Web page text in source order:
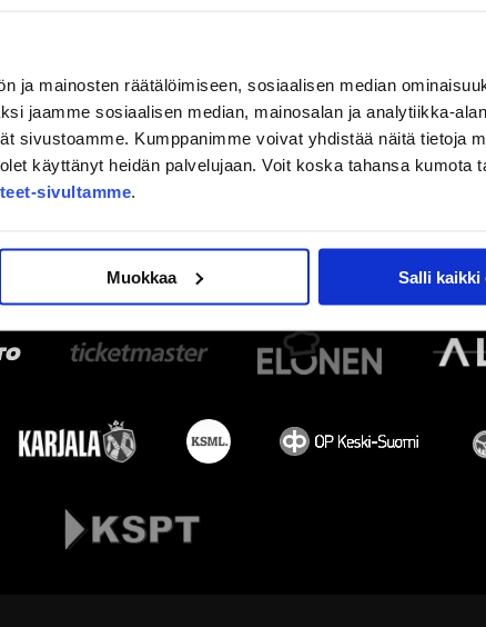
ja mainosten räätälöimiseen, sosiaalisen median
jaamme sosiaalisen median, mainosalan ja analytiikka-alan
sivustoamme. Kumppanimme voivat yhdistää näitä tietoja
käyttänyt heidän palvelujaan. Voit koska tahansa kumota
sivultamme.
Muokkaa Salli kaikki